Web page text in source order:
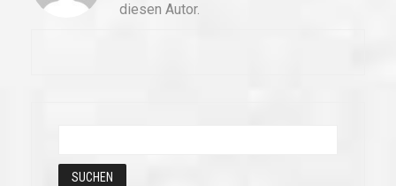
diesen Autor.